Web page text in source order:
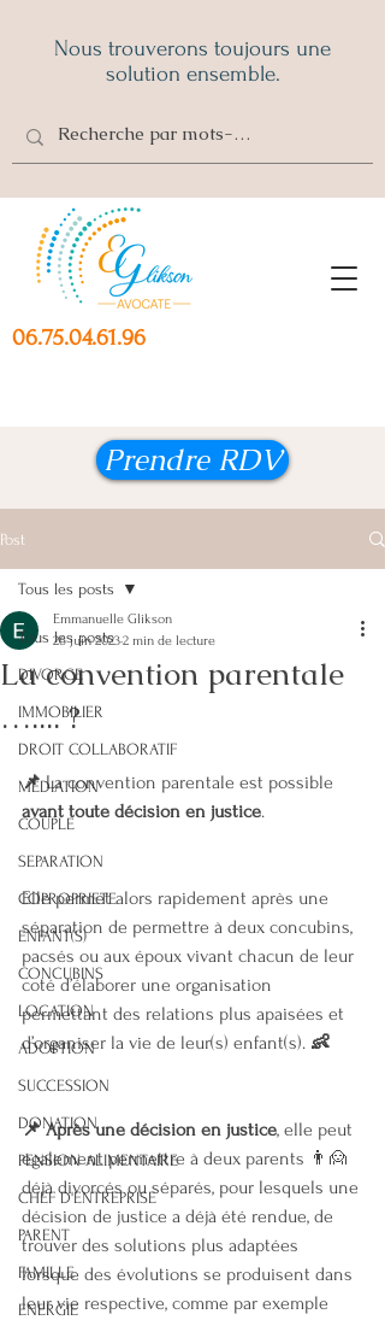
06.75.04.61.96
Nous trouverons toujours une
solution ensemble.
Prendre RDV
Post
Tous les posts
DIVORCE
IMMOBILIER
DROIT COLLABORATIF
MEDIATION
COUPLE
SEPARATION
COPROPRIETE
ENFANT(S)
CONCUBINS
LOCATION
ADOPTION
SUCCESSION
DONATION
PENSION ALIMENTAIRE
CHEF D'ENTREPRISE
PARENT
FAMILLE
ENERGIE
Tous les posts
La convention parentale
….... ?
Emmanuelle Glikson
26 juin 20232 min de lecture
📌 La convention parentale est possible
avant toute décision en justice.
Elle permet alors rapidement après une
séparation de permettre à deux concubins,
pacsés ou aux époux vivant chacun de leur
coté d’élaborer une organisation
permettant des relations plus apaisées et
d’organiser la vie de leur(s) enfant(s). 👶
📌 Après une décision en justice, elle peut
également permettre à deux parents 👨🙍‍
déjà divorcés ou séparés, pour lesquels une
décision de justice a déjà été rendue, de
trouver des solutions plus adaptées
lorsque des évolutions se produisent dans
leur vie respective, comme par exemple